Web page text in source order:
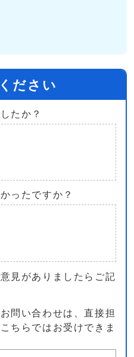
ださい
たか？
ったですか？
見がありましたらご記
問い合わせは、直接担
ちらではお受けできま